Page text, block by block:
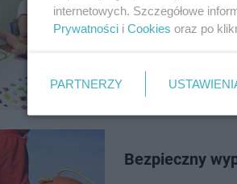
Zamiast siedzieć ze
robią kartonowe
Bezpieczny
internetowych. Szczegółowe
Prywatności i Cookies oraz po
PARTNERZY